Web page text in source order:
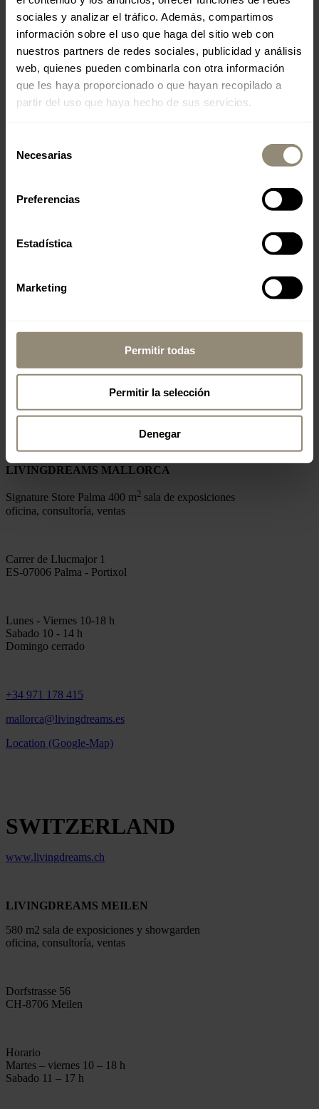
sociales y analizar el tráfico. Además, compartimos
información sobre el uso que haga del sitio web con
nuestros partners de redes sociales, publicidad y análisis
web, quienes pueden combinarla con otra información
que les haya proporcionado o que hayan recopilado a
partir del uso que haya hecho de sus servicios.
Necesarias
Preferencias
Estadística
Marketing
Permitir todas
Permitir la selección
Denegar
by LIVINGDREAMS
Placa Hostals 19
ES-07320 Santa Maria Del Cami
restaurante19@livingdreams.es
MALLORCA
www.livingdreams.eu
LIVINGDREAMS MALLORCA
Signature Store Palma 400 m2 sala de exposiciones
oficina, consultoría, ventas
Carrer de Llucmajor 1
ES-07006 Palma - Portixol
Lunes - Viernes 10-18 h
Sabado 10 - 14 h
Domingo cerrado
+34 971 178 415
mallorca@livingdreams.es
Location (Google-Map)
SWITZERLAND
www.livingdreams.ch
LIVINGDREAMS MEILEN
580 m2 sala de exposiciones y showgarden
oficina, consultoría, ventas
Dorfstrasse 56
CH-8706 Meilen
Horario
Martes – viernes 10 – 18 h
Sabado 11 – 17 h